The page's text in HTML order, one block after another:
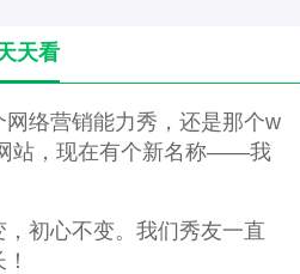
天看
网络营销能力秀，还是那个w
站，现在有个新名称——我
，初心不变。我们秀友一直